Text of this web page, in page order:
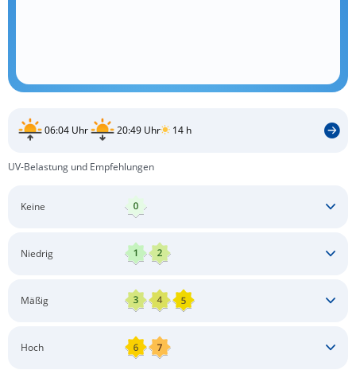
06:04 Uhr 20:49 Uhr 14 h
UV-Belastung und Empfehlungen
Keine
Niedrig
Mäßig
Langärmlige Bekleidung
Hoch